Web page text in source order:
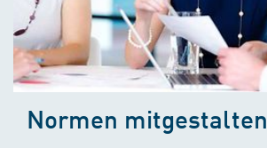
Normen mitgestalten